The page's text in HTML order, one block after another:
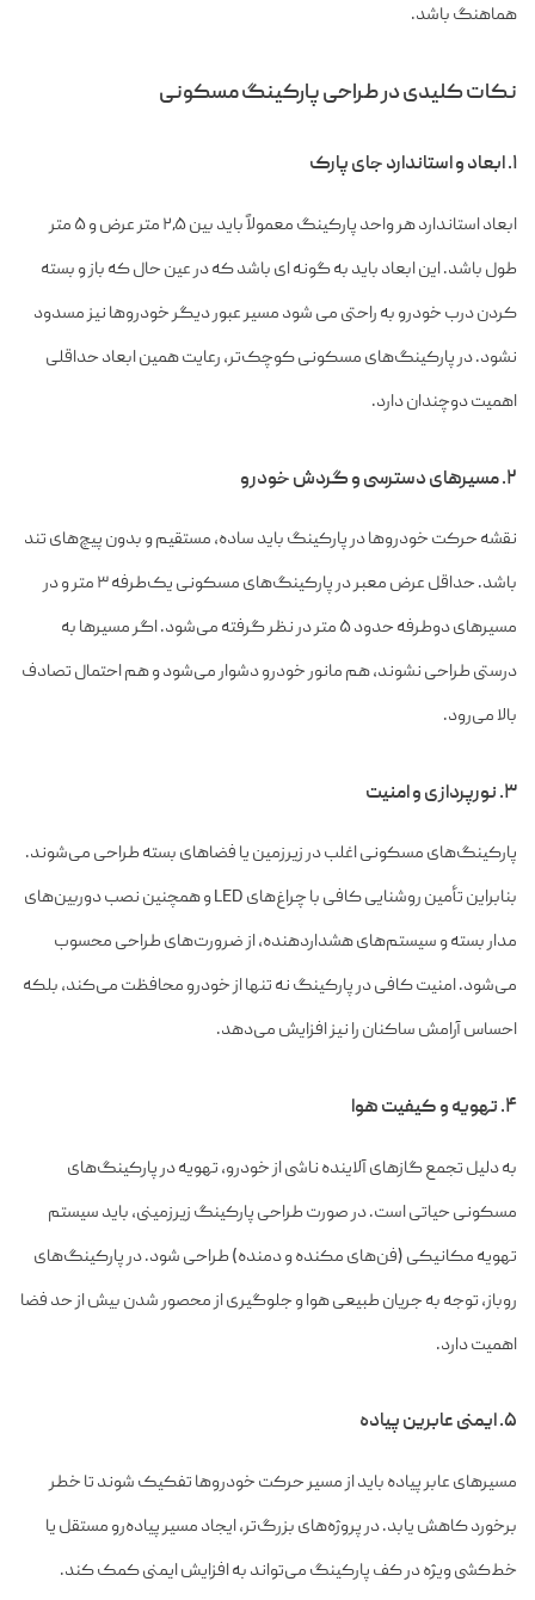
هماهنگ باشد.
نکات کلیدی در طراحی پارکینگ مسکونی
۱. ابعاد و استاندارد جای پارک
ابعاد استاندارد هر واحد پارکینگ معمولاً باید بین ۲٫۵ متر عرض و ۵ متر
طول باشد. این ابعاد باید به گونه ای باشد که در عین حال که باز و بسته
کردن درب خودرو به راحتی می شود مسیر عبور دیگر خودروها نیز مسدود
نشود. در پارکینگ‌های مسکونی کوچک‌تر، رعایت همین ابعاد حداقلی
اهمیت دوچندان دارد.
۲. مسیرهای دسترسی و گردش خودرو
نقشه حرکت خودروها در پارکینگ باید ساده، مستقیم و بدون پیچ‌های تند
باشد. حداقل عرض معبر در پارکینگ‌های مسکونی یک‌طرفه ۳ متر و در
مسیرهای دوطرفه حدود ۵ متر در نظر گرفته می‌شود. اگر مسیرها به
درستی طراحی نشوند، هم مانور خودرو دشوار می‌شود و هم احتمال تصادف
بالا می‌رود.
۳. نورپردازی و امنیت
پارکینگ‌های مسکونی اغلب در زیرزمین یا فضاهای بسته طراحی می‌شوند.
بنابراین تأمین روشنایی کافی با چراغ‌های LED و همچنین نصب دوربین‌های
مدار بسته و سیستم‌های هشداردهنده، از ضرورت‌های طراحی محسوب
می‌شود. امنیت کافی در پارکینگ نه تنها از خودرو محافظت می‌کند، بلکه
احساس آرامش ساکنان را نیز افزایش می‌دهد.
۴. تهویه و کیفیت هوا
به دلیل تجمع گازهای آلاینده ناشی از خودرو، تهویه در پارکینگ‌های
مسکونی حیاتی است. در صورت طراحی پارکینگ زیرزمینی، باید سیستم
تهویه مکانیکی (فن‌های مکنده و دمنده) طراحی شود. در پارکینگ‌های
روباز، توجه به جریان طبیعی هوا و جلوگیری از محصور شدن بیش از حد فضا
اهمیت دارد.
۵. ایمنی عابرین پیاده
مسیرهای عابر پیاده باید از مسیر حرکت خودروها تفکیک شوند تا خطر
برخورد کاهش یابد. در پروژه‌های بزرگ‌تر، ایجاد مسیر پیاده‌رو مستقل یا
خط‌کشی ویژه در کف پارکینگ می‌تواند به افزایش ایمنی کمک کند.